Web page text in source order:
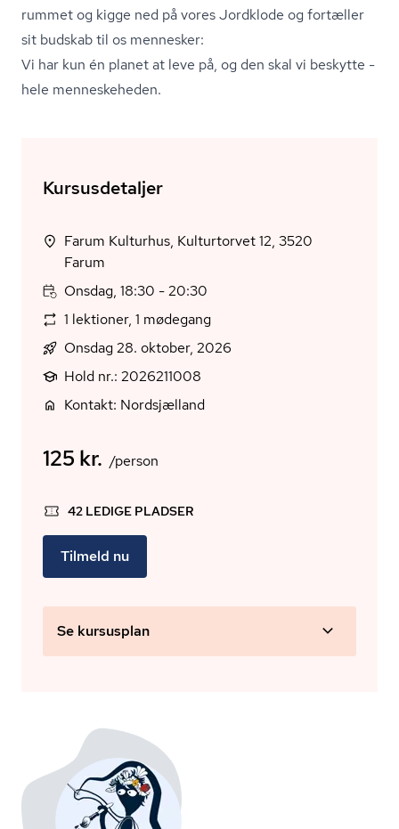
rummet og kigge ned på vores Jordklode og fortæller
sit budskab til os mennesker:
Vi har kun én planet at leve på, og den skal vi beskytte -
hele menneskeheden.
Kursusdetaljer
Farum Kulturhus, Kulturtorvet 12, 3520
Farum
Onsdag, 18:30 - 20:30
1 lektioner, 1 mødegang
Onsdag 28. oktober, 2026
Hold nr.: 2026211008
Kontakt: Nordsjælland
125 kr. /person
42 LEDIGE PLADSER
Tilmeld nu
Se kursusplan